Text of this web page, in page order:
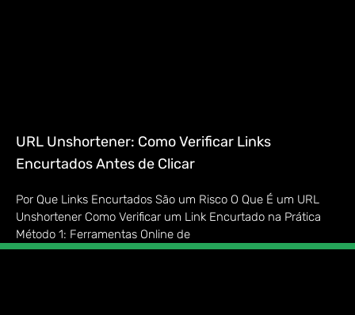
URL Unshortener: Como Verificar Links
Encurtados Antes de Clicar
Por Que Links Encurtados São um Risco O Que É um URL
Unshortener Como Verificar um Link Encurtado na Prática
Método 1: Ferramentas Online de